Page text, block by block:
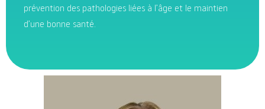
prévention des pathologies liées à l’âge et le maintien
d’une bonne santé.